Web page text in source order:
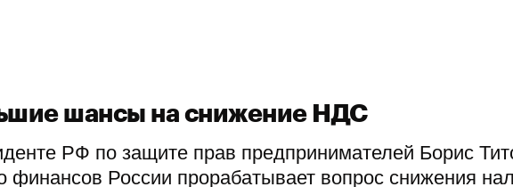
шансы на снижение НДС
РФ по защите прав предпринимателей Борис
финансов России прорабатывает вопрос снижения